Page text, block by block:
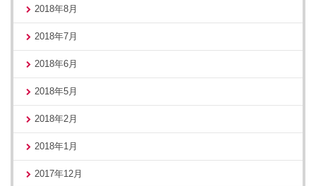
2018年8月
2018年7月
2018年6月
2018年5月
2018年2月
2018年1月
2017年12月